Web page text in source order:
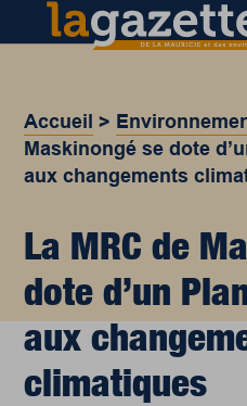
Accueil >
Maskinongé se dote
aux changements
La MRC de
dote d’un
aux
climatiques